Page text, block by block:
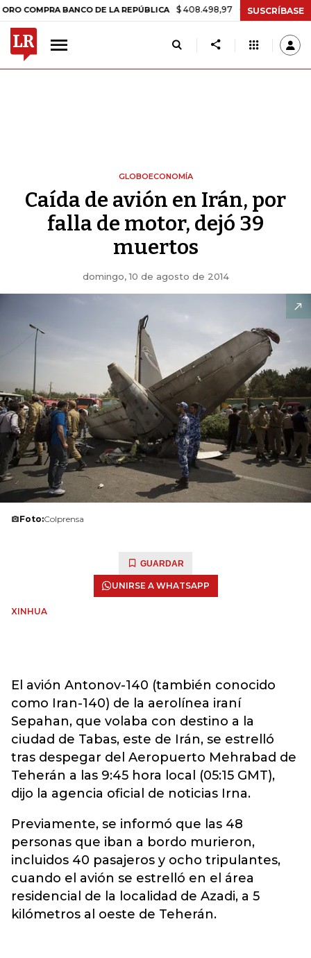
BANCO DE LA REPÚBLICA $ 408.498,97 +$ 8.753,81 +2,19%
SUSCRÍBASE
GLOBOECONOMÍA
Caída de avión en Irán, por
falla de motor, dejó 39
muertos
domingo, 10 de agosto de 2014
Foto:Colprensa
GUARDAR
UNIRSE A WHATSAPP
XINHUA
El avión Antonov-140 (también conocido
como Iran-140) de la aerolínea iraní
Sepahan, que volaba con destino a la
ciudad de Tabas, este de Irán, se estrelló
tras despegar del Aeropuerto Mehrabad de
Teherán a las 9:45 hora local (05:15 GMT),
dijo la agencia oficial de noticias Irna.
Previamente, se informó que las 48
personas que iban a bordo murieron,
incluidos 40 pasajeros y ocho tripulantes,
cuando el avión se estrelló en el área
residencial de la localidad de Azadi, a 5
kilómetros al oeste de Teherán.